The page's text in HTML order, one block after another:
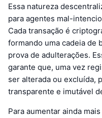
Essa natureza
para agentes mal-
Cada transação é
formando uma cadeia de
prova de adulterações.
garante que, uma vez
ser alterada ou excluída,
transparente e imutável
Para aumentar ainda